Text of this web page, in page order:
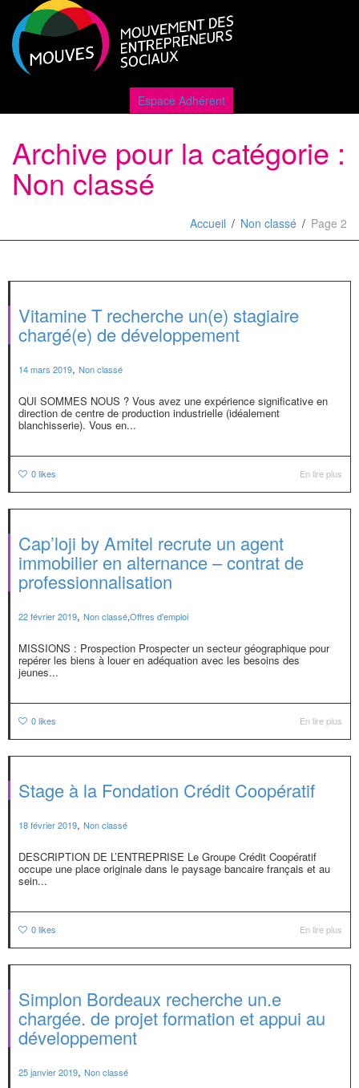
Espace Adhérent
Archive pour la catégorie :
Non classé
Accueil Non classé Page 2
Vitamine T recherche un(e) stagiaire
chargé(e) de développement
14 mars 2019, Non classé
QUI SOMMES NOUS ? Vous avez une expérience significative en
direction de centre de production industrielle (idéalement
blanchisserie). Vous en...
0likes En lire plus
Cap’loji by Amitel recrute un agent
immobilier en alternance – contrat de
professionnalisation
22 février 2019, Non classé,Offres d'emploi
MISSIONS : Prospection Prospecter un secteur géographique pour
repérer les biens à louer en adéquation avec les besoins des
jeunes...
0likes En lire plus
Stage à la Fondation Crédit Coopératif
18 février 2019, Non classé
DESCRIPTION DE L’ENTREPRISE Le Groupe Crédit Coopératif
occupe une place originale dans le paysage bancaire français et au
sein...
0likes En lire plus
Simplon Bordeaux recherche un.e
chargée. de projet formation et appui au
développement
25 janvier 2019, Non classé